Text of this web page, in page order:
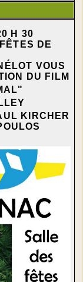
H 30
DE
VOUS
DU FILM
KIRCHER